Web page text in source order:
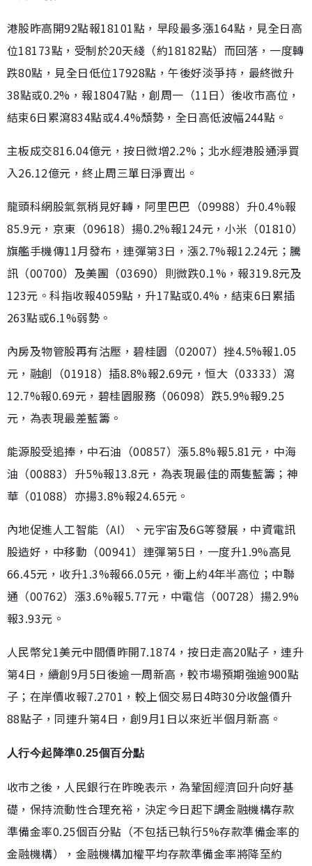
港股昨高開92點報18101點，早段最多漲164點，見全日高
位18173點，受制於20天綫（約18182點）而回落，一度轉
跌80點，見全日低位17928點，午後好淡爭持，最終微升
38點或0.2%，報18047點，創周一（11日）後收市高位，
結束6日累瀉834點或4.4%頹勢，全日高低波幅244點。
主板成交816.04億元，按日微增2.2%；北水經港股通淨買
入26.12億元，終止周三單日淨賣出。
龍頭科網股氣氛稍見好轉，阿里巴巴（09988）升0.4%報
85.9元，京東（09618）揚0.2%報124元，小米（01810）
旗艦手機傳11月發布，連彈第3日，漲2.7%報12.24元；騰
訊（00700）及美團（03690）則微跌0.1%，報319.8元及
123元。科指收報4059點，升17點或0.4%，結束6日累插
263點或6.1%弱勢。
內房及物管股再有沽壓，碧桂園（02007）挫4.5%報1.05
元，融創（01918）插8.8%報2.69元，恒大（03333）瀉
12.7%報0.69元，碧桂園服務（06098）跌5.9%報9.25
元，為表現最差藍籌。
能源股受追捧，中石油（00857）漲5.8%報5.81元，中海
油（00883）升5%報13.8元，為表現最佳的兩隻藍籌；神
華（01088）亦揚3.8%報24.65元。
內地促進人工智能（AI）、元宇宙及6G等發展，中資電訊
股造好，中移動（00941）連彈第5日，一度升1.9%高見
66.45元，收升1.3%報66.05元，衝上約4年半高位；中聯
通（00762）漲3.6%報5.77元，中電信（00728）揚2.9%
報3.93元。
人民幣兌1美元中間價昨開7.1874，按日走高20點子，連升
第4日，續創9月5日後逾一周新高，較市場預期強逾900點
子；在岸價收報7.2701，較上個交易日4時30分收盤價升
88點子，同連升第4日，創9月1日以來近半個月新高。
人行今起降準0.25個百分點
收市之後，人民銀行在昨晚表示，為鞏固經濟回升向好基
礎，保持流動性合理充裕，決定今日起下調金融機構存款
準備金率0.25個百分點（不包括已執行5%存款準備金率的
金融機構），金融機構加權平均存款準備金率將降至約